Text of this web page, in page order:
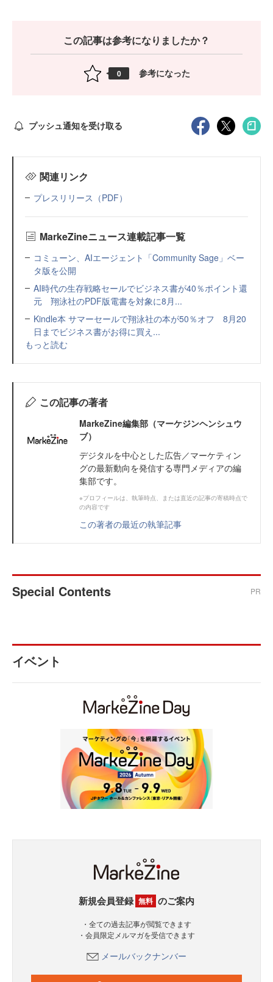
この記事は参考になりましたか？
0 参考になった
プッシュ通知を受け取る
関連リンク
プレスリリース（PDF）
MarkeZineニュース連載記事一覧
コミューン、AIエージェント「Community Sage」ベー
タ版を公開
AI時代の生存戦略セールでビジネス書が40％ポイント還
元 翔泳社のPDF版電書を対象に8月...
Kindle本 サマーセールで翔泳社の本が50％オフ 8月20
日までビジネス書がお得に買え...
もっと読む
この記事の著者
MarkeZine編集部（マーケジンヘンシュウ
ブ）
デジタルを中心とした広告／マーケティン
グの最新動向を発信する専門メディアの編
集部です。
※プロフィールは、執筆時点、または直近の記事の寄稿時点で
の内容です
この著者の最近の執筆記事
Special Contents PR
イベント
新規会員登録 無料 のご案内
・全ての過去記事が閲覧できます
・会員限定メルマガを受信できます
メールバックナンバー